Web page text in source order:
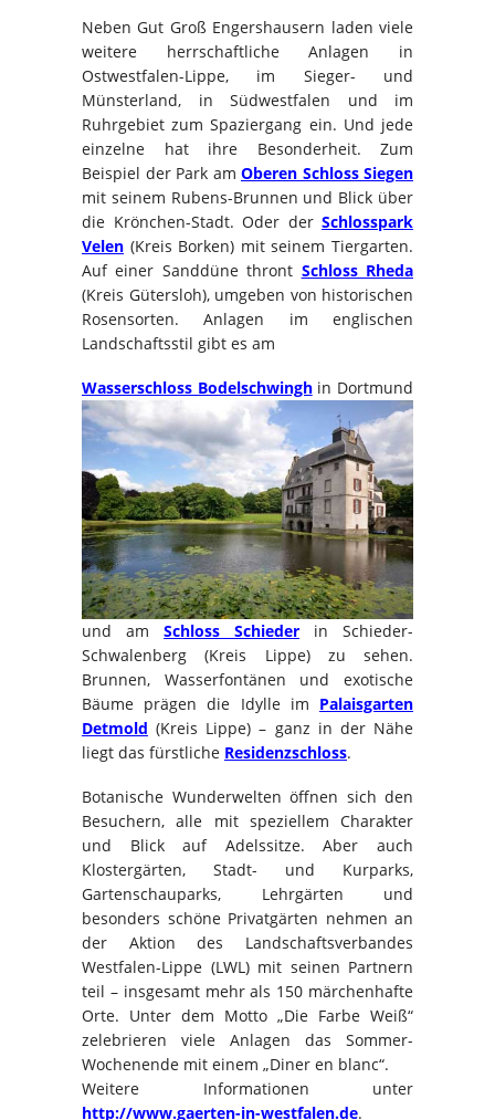
Neben Gut Groß Engershausern laden viele
weitere herrschaftliche Anlagen in
Ostwestfalen-Lippe, im Sieger- und
Münsterland, in Südwestfalen und im
Ruhrgebiet zum Spaziergang ein. Und jede
einzelne hat ihre Besonderheit. Zum
Beispiel der Park am Oberen Schloss Siegen
mit seinem Rubens-Brunnen und Blick über
die Krönchen-Stadt. Oder der Schlosspark
Velen (Kreis Borken) mit seinem Tiergarten.
Auf einer Sanddüne thront Schloss Rheda
(Kreis Gütersloh), umgeben von historischen
Rosensorten. Anlagen im englischen
Landschaftsstil gibt es am
Wasserschloss Bodelschwingh in Dortmund
und am Schloss Schieder in Schieder-
Schwalenberg (Kreis Lippe) zu sehen.
Brunnen, Wasserfontänen und exotische
Bäume prägen die Idylle im Palaisgarten
Detmold (Kreis Lippe) – ganz in der Nähe
liegt das fürstliche Residenzschloss.
Botanische Wunderwelten öffnen sich den
Besuchern, alle mit speziellem Charakter
und Blick auf Adelssitze. Aber auch
Klostergärten, Stadt- und Kurparks,
Gartenschauparks, Lehrgärten und
besonders schöne Privatgärten nehmen an
der Aktion des Landschaftsverbandes
Westfalen-Lippe (LWL) mit seinen Partnern
teil – insgesamt mehr als 150 märchenhafte
Orte. Unter dem Motto „Die Farbe Weiß“
zelebrieren viele Anlagen das Sommer-
Wochenende mit einem „Diner en blanc“.
Weitere Informationen unter
http://www.gaerten-in-westfalen.de.